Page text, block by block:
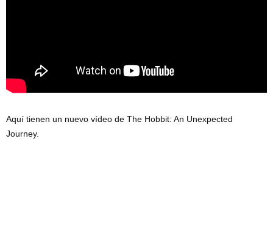
Aquí tienen un nuevo vídeo de The Hobbit: An Unexpected
Journey.